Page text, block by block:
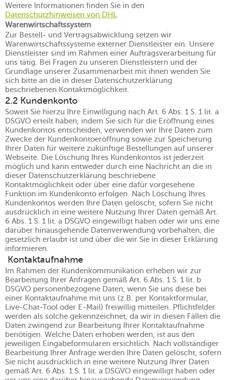
Weitere Informationen finden Sie in den
Datenschutzhinweisen von DHL.
Warenwirtschaftssystem
Zur Bestell- und Vertragsabwicklung setzen wir
Warenwirtschaftssysteme externer Dienstleister ein. Unsere
Dienstleister sind im Rahmen einer Auftragsverarbeitung für
uns tätig. Bei Fragen zu unseren Dienstleistern und der
Grundlage unserer Zusammenarbeit mit ihnen wenden Sie
sich bitte an die in dieser Datenschutzerklärung
beschriebenen Kontaktmöglichkeit.
2.2 Kundenkonto
Soweit Sie hierzu Ihre Einwilligung nach Art. 6 Abs. 1 S. 1 lit. a
DSGVO erteilt haben, indem Sie sich für die Eröffnung eines
Kundenkontos entscheiden, verwenden wir Ihre Daten zum
Zwecke der Kundenkontoeröffnung sowie zur Speicherung
Ihrer Daten für weitere zukünftige Bestellungen auf unserer
Webseite. Die Löschung Ihres Kundenkontos ist jederzeit
möglich und kann entweder durch eine Nachricht an die in
dieser Datenschutzerklärung beschriebene
Kontaktmöglichkeit oder über eine dafür vorgesehene
Funktion im Kundenkonto erfolgen. Nach Löschung Ihres
Kundenkontos werden Ihre Daten gelöscht, sofern Sie nicht
ausdrücklich in eine weitere Nutzung Ihrer Daten gemäß Art.
6 Abs. 1 S. 1 lit. a DSGVO eingewilligt haben oder wir uns eine
darüber hinausgehende Datenverwendung vorbehalten, die
gesetzlich erlaubt ist und über die wir Sie in dieser Erklärung
informieren.
Kontaktaufnahme
Im Rahmen der Kundenkommunikation erheben wir zur
Bearbeitung Ihrer Anfragen gemäß Art. 6 Abs. 1 S. 1 lit. b
DSGVO personenbezogene Daten, wenn Sie uns diese bei
einer Kontaktaufnahme mit uns (z.B. per Kontaktformular,
Live-Chat-Tool oder E-Mail) freiwillig mitteilen. Pflichtfelder
werden als solche gekennzeichnet, da wir in diesen Fällen die
Daten zwingend zur Bearbeitung Ihrer Kontaktaufnahme
benötigen. Welche Daten erhoben werden, ist aus den
jeweiligen Eingabeformularen ersichtlich. Nach vollständiger
Bearbeitung Ihrer Anfrage werden Ihre Daten gelöscht, sofern
Sie nicht ausdrücklich in eine weitere Nutzung Ihrer Daten
gemäß Art. 6 Abs. 1 S. 1 lit. a DSGVO eingewilligt haben oder